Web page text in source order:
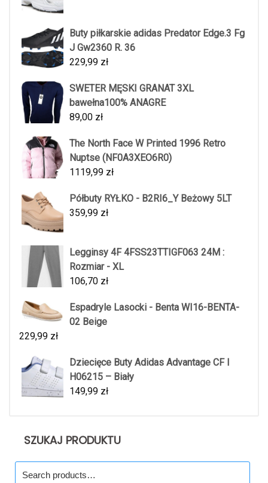
Buty piłkarskie adidas Predator Edge.3 Fg
J Gw2360 R. 36
229,99 zł
SWETER MĘSKI GRANAT 3XL
bawełna100% ANAGRE
89,00 zł
The North Face W Printed 1996 Retro
Nuptse (NF0A3XEO6R0)
1119,99 zł
Półbuty RYŁKO - B2RI6_Y Beżowy 5LT
359,99 zł
Legginsy 4F 4FSS23TTIGF063 24M :
Rozmiar - XL
106,70 zł
Espadryle Lasocki - Benta WI16-BENTA-
02 Beige
229,99 zł
Dziecięce Buty Adidas Advantage CF I
H06215 – Biały
149,99 zł
SZUKAJ PRODUKTU